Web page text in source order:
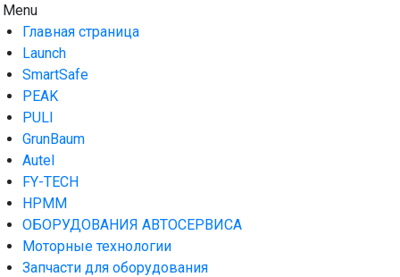
Skip
to
content
AUTO HOUSE
Технологии автосервиса — официальный дистрибьютор
Launch в Армении,Launch Armenia
Menu
Главная страница
Launch
SmartSafe
PEAK
PULI
GrunBaum
Autel
FY-TECH
HPMM
ОБОРУДОВАНИЯ АВТОСЕРВИСА
Моторные технологии
Запчасти для оборудования